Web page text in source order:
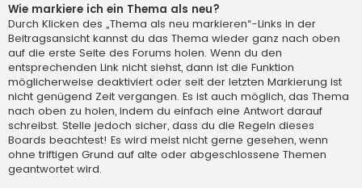
Wie markiere ich ein Thema als neu?
Durch Klicken des „Thema als neu markieren“-Links in der
Beitragsansicht kannst du das Thema wieder ganz nach oben
auf die erste Seite des Forums holen. Wenn du den
entsprechenden Link nicht siehst, dann ist die Funktion
möglicherweise deaktiviert oder seit der letzten Markierung ist
nicht genügend Zeit vergangen. Es ist auch möglich, das Thema
nach oben zu holen, indem du einfach eine Antwort darauf
schreibst. Stelle jedoch sicher, dass du die Regeln dieses
Boards beachtest! Es wird meist nicht gerne gesehen, wenn
ohne triftigen Grund auf alte oder abgeschlossene Themen
geantwortet wird.